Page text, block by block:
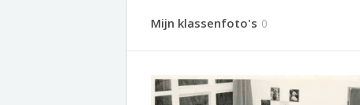
Mijn klassenfoto's 0